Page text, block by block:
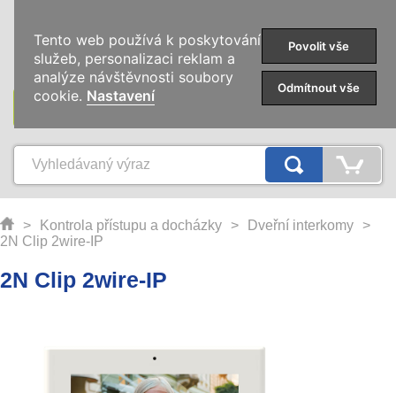
KATEGORIE
> Kontrola přístupu a docházky > Dveřní interkomy
>
2N Clip 2wire-IP
2N Clip 2wire-IP
Tento web používá k poskytování
služeb, personalizaci reklam a
analýze návštěvnosti soubory
cookie. Nastavení
Povolit vše
Odmítnout vše